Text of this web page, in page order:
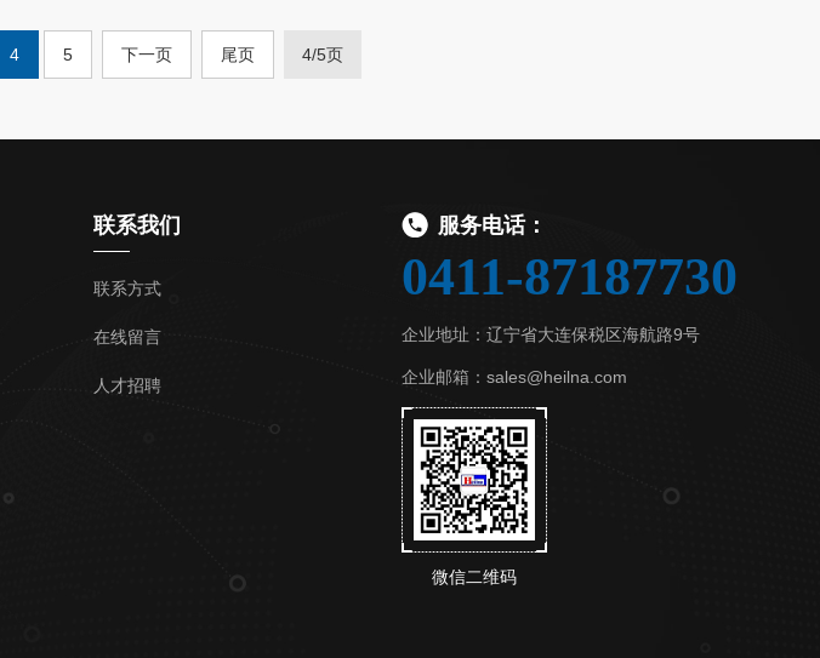
4 5 下一页 尾页 4/5页
联系我们
联系方式
在线留言
人才招聘
服务电话：
0411-87187730
企业地址：辽宁省大连保税区海航路9号
企业邮箱：sales@heilna.com
微信二维码